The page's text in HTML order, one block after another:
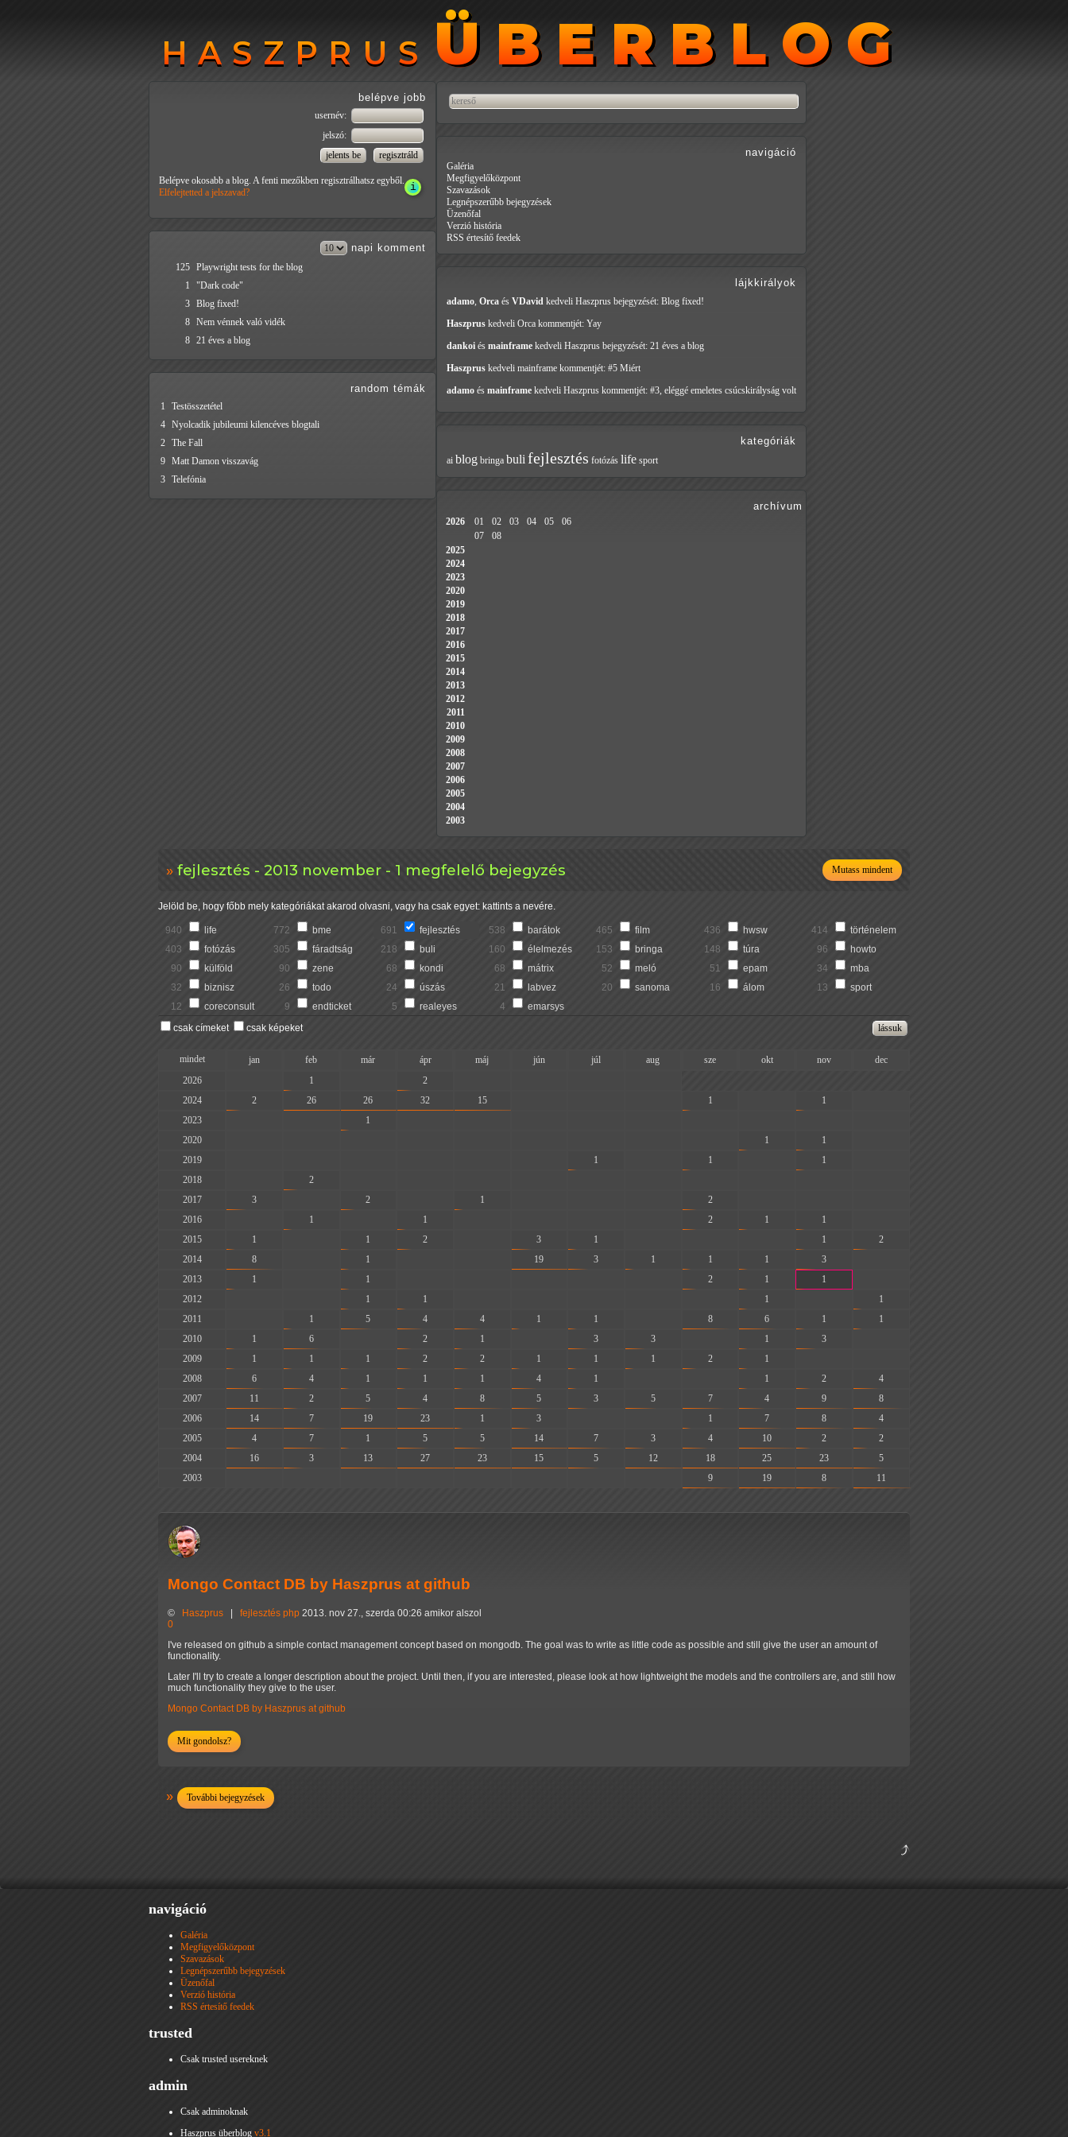
HASZPRUS ÜBERBLOG
HASZPRUS ÜBERBLOG
fejlesztés - 2013 november - 1 megfelelő bejegyzés Mutass mindent
Jelöld be, hogy főbb mely kategóriákat akarod olvasni, vagy ha csak egyet: kattints a nevére.
940 life 772 bme 691 fejlesztés 538 barátok 465 film 436 hwsw 414
történelem
403
fotózás 305 fáradtság 218 buli 160 élelmezés 153 bringa 148 túra 96
howto
90
külföld 90 zene 68 kondi 68 mátrix 52 meló 51 epam 34
mba
32
biznisz 26 todo 24 úszás 21 labvez 20 sanoma 16 álom 13
sport
12
coreconsult 9 endticket 5 realeyes 4
emarsys
csak címeket
csak képeket
mindet jan feb már ápr máj jún júl aug sze okt nov
dec
2026
1 2
2024
2 26 26 32 15 1 1
2023
1
2020
1 1
2019
1 1 1
2018
2
2017
3 2 1 2
2016
1 1 2 1 1
2015
1 1 2 3 1 1
2
2014
8 1 19 3 1 1 1 3
2013
1 1 2 1 1
2012
1 1 1
1
2011
1 5 4 4 1 1 8 6 1
1
2010
1 6 2 1 3 3 1 3
2009
1 1 1 2 2 1 1 1 2 1
2008
6 4 1 1 1 4 1 1 2
4
2007
11 2 5 4 8 5 3 5 7 4 9
8
2006
14 7 19 23 1 3 1 7 8
4
2005
4 7 1 5 5 14 7 3 4 10 2
2
2004
16 3 13 27 23 15 5 12 18 25 23
5
2003
9 19 8 11
Mongo Contact DB by Haszprus at github
© Haszprus fejlesztés php 2013. nov 27., szerda 00:26 amikor alszol
0
I've released on github a simple contact management concept based on mongodb. The goal was to write as little code as possible and still give the user an amount of
functionality.
Later I'll try to create a longer description about the project. Until then, if you are interested, please look at how lightweight the models and the controllers are, and still how
much functionality they give to the user.
Mongo Contact DB by Haszprus at github
Mit gondolsz?
További bejegyzések
belépve jobb
usernév:
jelszó:
Belépve okosabb a blog. A fenti mezőkben regisztrálhatsz egyből.
Elfelejtetted a jelszavad?
napi komment
125 Playwright tests for the blog
1
"Dark code"
3 Blog fixed!
8 Nem vénnek való vidék
8 21 éves a blog
random témák
1
Testösszetétel
4 Nyolcadik jubileumi kilencéves blogtali
2 The Fall
9 Matt Damon visszavág
3 Telefónia
navigáció
Galéria
Megfigyelőközpont
Szavazások
Legnépszerűbb bejegyzések
Üzenőfal
Verzió história
RSS értesítő feedek
lájkkirályok
adamo, Orca és VDavid kedveli Haszprus bejegyzését: Blog fixed!
Haszprus kedveli Orca kommentjét: Yay
dankoi és mainframe kedveli Haszprus bejegyzését: 21 éves a blog
Haszprus kedveli mainframe kommentjét: #5 Miért
adamo és mainframe kedveli Haszprus kommentjét: #3, eléggé emeletes csúcskirályság volt
kategóriák
ai blog bringa buli fejlesztés fotózás life sport
archívum
2026 01 02 03 04 05
06
07
08
2025
2024
2023
2020
2019
2018
2017
2016
2015
2014
2013
2012
2011
2010
2009
2008
2007
2006
2005
2004
2003
navigáció
Galéria
Megfigyelőközpont
Szavazások
Legnépszerűbb bejegyzések
Üzenőfal
Verzió história
RSS értesítő feedek
trusted
Csak trusted usereknek
admin
Csak adminoknak
Haszprus überblog v3.1